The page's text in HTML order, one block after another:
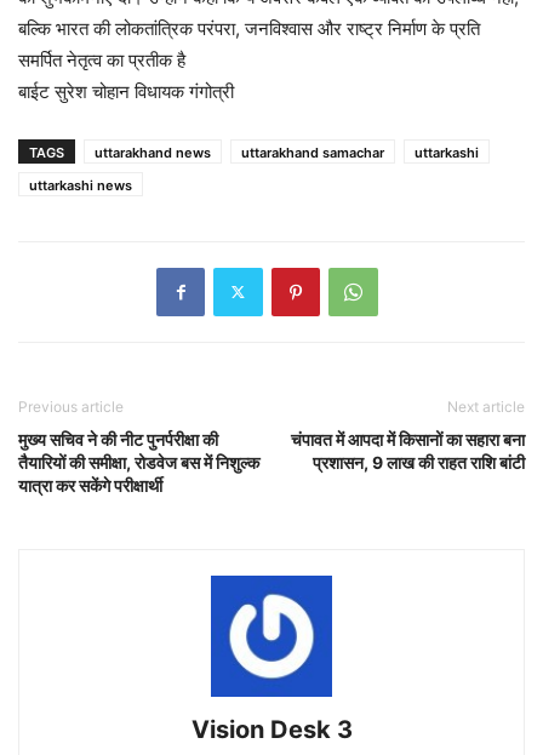
बल्कि भारत की लोकतांत्रिक परंपरा, जनविश्वास और राष्ट्र निर्माण के प्रति
समर्पित नेतृत्व का प्रतीक है
बाईट सुरेश चोहान विधायक गंगोत्री
TAGS uttarakhand news uttarakhand samachar
uttarkashi
uttarkashi news
Previous article
मुख्य सचिव ने की नीट पुनर्परीक्षा की
तैयारियों की समीक्षा, रोडवेज बस में निशुल्क
यात्रा कर सकेंगे परीक्षार्थी
Next article
चंपावत में आपदा में किसानों का सहारा बना
प्रशासन, 9 लाख की राहत राशि बांटी
Vision Desk 3